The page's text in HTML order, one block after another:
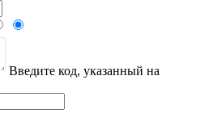
Введите код, указанный на